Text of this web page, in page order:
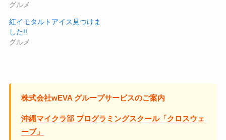
グルメ
紅イモタルトアイス見つけま
した!!
グルメ
株式会社wEVA グループサービスのご案内
沖縄マイクラ部 プログラミングスクール「クロスウェ
ーブ」